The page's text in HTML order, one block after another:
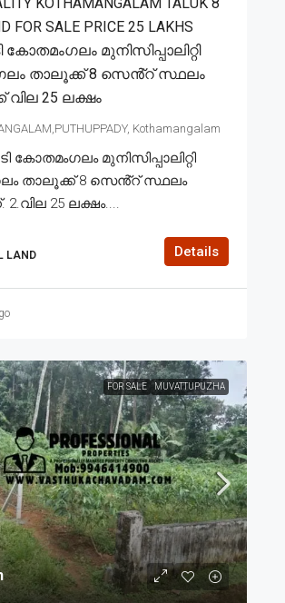
FOR SALE PRICE 25 LAKHS
മുനിസിപ്പാലിറ്റി
താലൂക്ക് 8 സെൻ്റ് സ്ഥലം
വില 25 ലക്ഷം
Kothamangalam
കോതമംഗലം മുനിസിപ്പാലിറ്റി
താലൂക്ക് 8 സെൻ്റ് സ്ഥലം
25 ലക്ഷം....
LAND Details
FOR SALE MUVATTUPUZHA